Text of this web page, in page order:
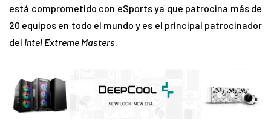
está comprometido con eSports ya que patrocina más de
20 equipos en todo el mundo y es el principal patrocinador
del Intel Extreme Masters.